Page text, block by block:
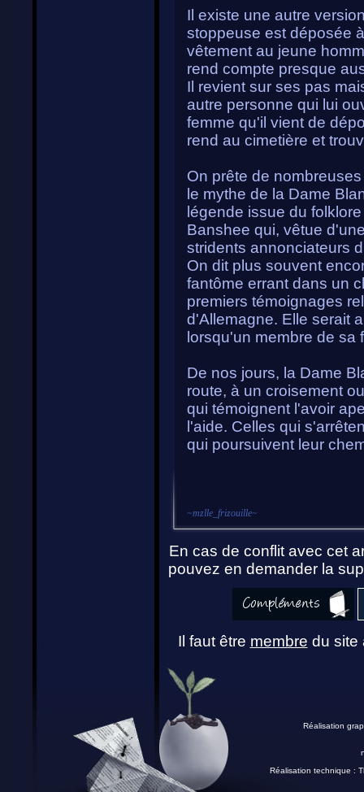
Il existe une autre
stoppeuse est déposée
vêtement au jeune
rend compte presque
Il revient sur ses pas
autre personne qui lui
femme qu'il vient de
rend au cimetière et
On prête de
le mythe de la Dame
légende issue du
Banshee qui, vêtue
stridents annonciateurs
On dit plus souvent
fantôme errant dans un
premiers témoignages
d'Allemagne. Elle serait
lorsqu'un membre de sa
De nos jours, la Dame
route, à un croisement
qui témoignent l'avoir
l'aide. Celles qui
qui poursuivent leur
~mzlle_frizouille~
En cas de conflit avec cet
pouvez en demander la
Il faut être membre du site
Réalisation
Réalisation technique :